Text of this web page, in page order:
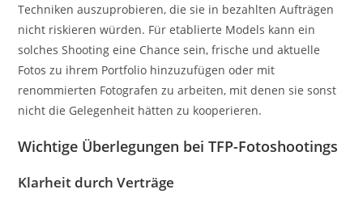
Techniken auszuprobieren, die sie in bezahlten Aufträgen
nicht riskieren würden. Für etablierte Models kann ein
solches Shooting eine Chance sein, frische und aktuelle
Fotos zu ihrem Portfolio hinzuzufügen oder mit
renommierten Fotografen zu arbeiten, mit denen sie sonst
nicht die Gelegenheit hätten zu kooperieren.
Wichtige Überlegungen bei TFP-Fotoshootings
Klarheit durch Verträge